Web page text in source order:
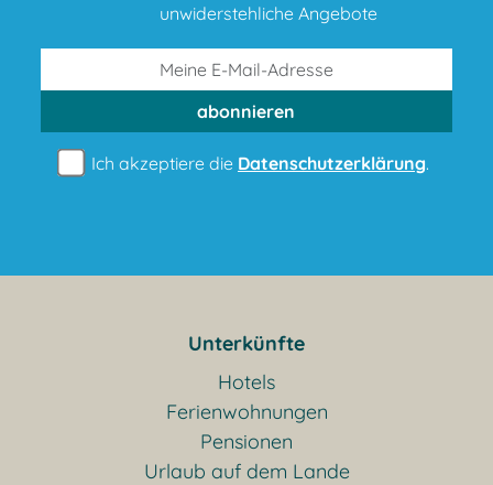
unwiderstehliche Angebote
abonnieren
Ich akzeptiere die Datenschutzerklärung.
Unterkünfte
Hotels
Ferienwohnungen
Pensionen
Urlaub auf dem Lande